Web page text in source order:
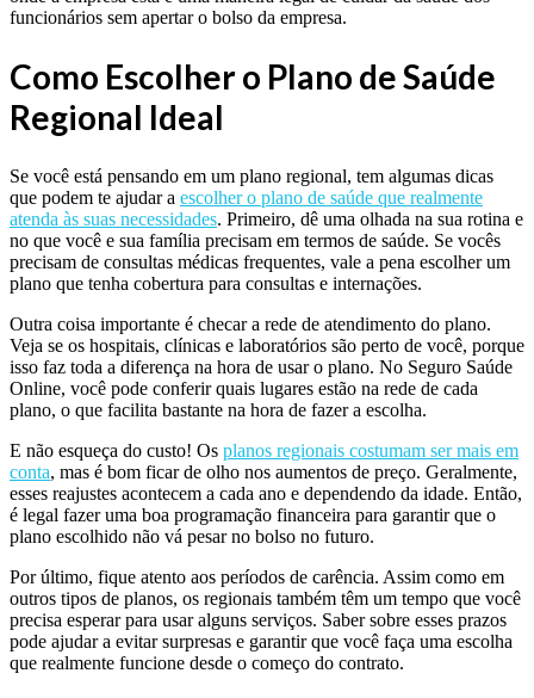
funcionários sem apertar o bolso da empresa.
Como Escolher o Plano de Saúde
Regional Ideal
Se você está pensando em um plano regional, tem algumas dicas
que podem te ajudar a escolher o plano de saúde que realmente
atenda às suas necessidades. Primeiro, dê uma olhada na sua rotina e
no que você e sua família precisam em termos de saúde. Se vocês
precisam de consultas médicas frequentes, vale a pena escolher um
plano que tenha cobertura para consultas e internações.
Outra coisa importante é checar a rede de atendimento do plano.
Veja se os hospitais, clínicas e laboratórios são perto de você, porque
isso faz toda a diferença na hora de usar o plano. No Seguro Saúde
Online, você pode conferir quais lugares estão na rede de cada
plano, o que facilita bastante na hora de fazer a escolha.
E não esqueça do custo! Os planos regionais costumam ser mais em
conta, mas é bom ficar de olho nos aumentos de preço. Geralmente,
esses reajustes acontecem a cada ano e dependendo da idade. Então,
é legal fazer uma boa programação financeira para garantir que o
plano escolhido não vá pesar no bolso no futuro.
Por último, fique atento aos períodos de carência. Assim como em
outros tipos de planos, os regionais também têm um tempo que você
precisa esperar para usar alguns serviços. Saber sobre esses prazos
pode ajudar a evitar surpresas e garantir que você faça uma escolha
que realmente funcione desde o começo do contrato.